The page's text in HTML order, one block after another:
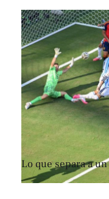
Lo que separa a